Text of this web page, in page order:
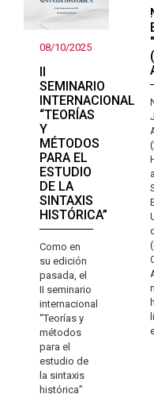
andaluz
08/10/2025
II
SEMINARIO
INTERNACIONAL
“TEORÍAS
Y
MÉTODOS
PARA EL
ESTUDIO
DE LA
SINTAXIS
HISTÓRICA”
Como en
su edición
pasada, el
II seminario
internacional
“Teorías y
métodos
para el
estudio de
la sintaxis
histórica”